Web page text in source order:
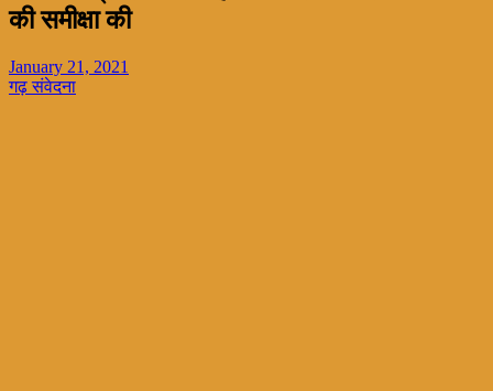
की समीक्षा की
January 21, 2021
गढ़ संवेदना